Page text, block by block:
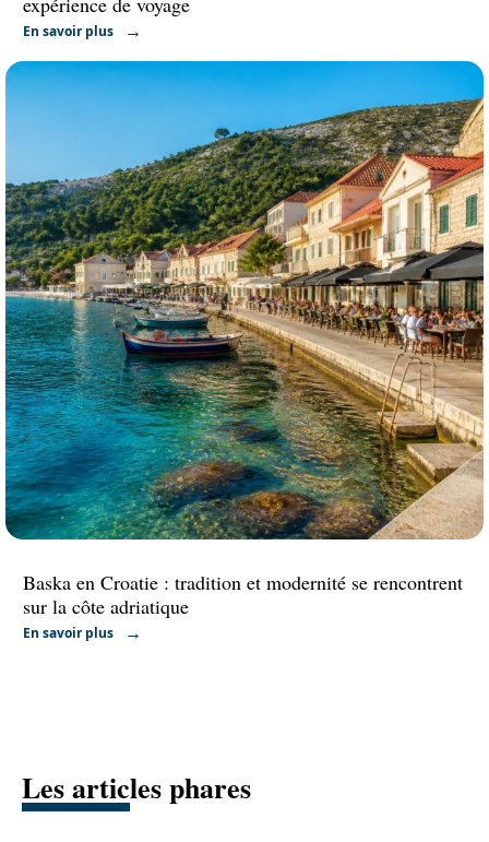
En savoir plus
Baska en Croatie : tradition et modernité se rencontrent
sur la côte adriatique
En savoir plus
Les articles phares